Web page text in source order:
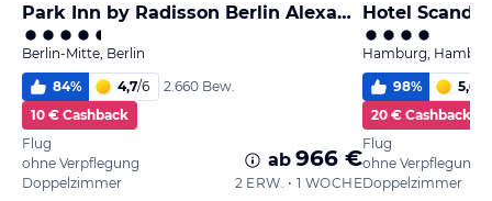
Park Inn by Radisson Berlin Alexanderplatz
Berlin-Mitte, Berlin
84% 4,7/6
2.660 Bew.
10 € Cashback
Flug
ohne Verpflegung
Doppelzimmer
ab 966 €
2 ERW. • 1 WOCHE
Hotel
Hamburg,
98% 5,6
20 € Cashback
Flug
ohne Verpflegung
Doppelzimmer